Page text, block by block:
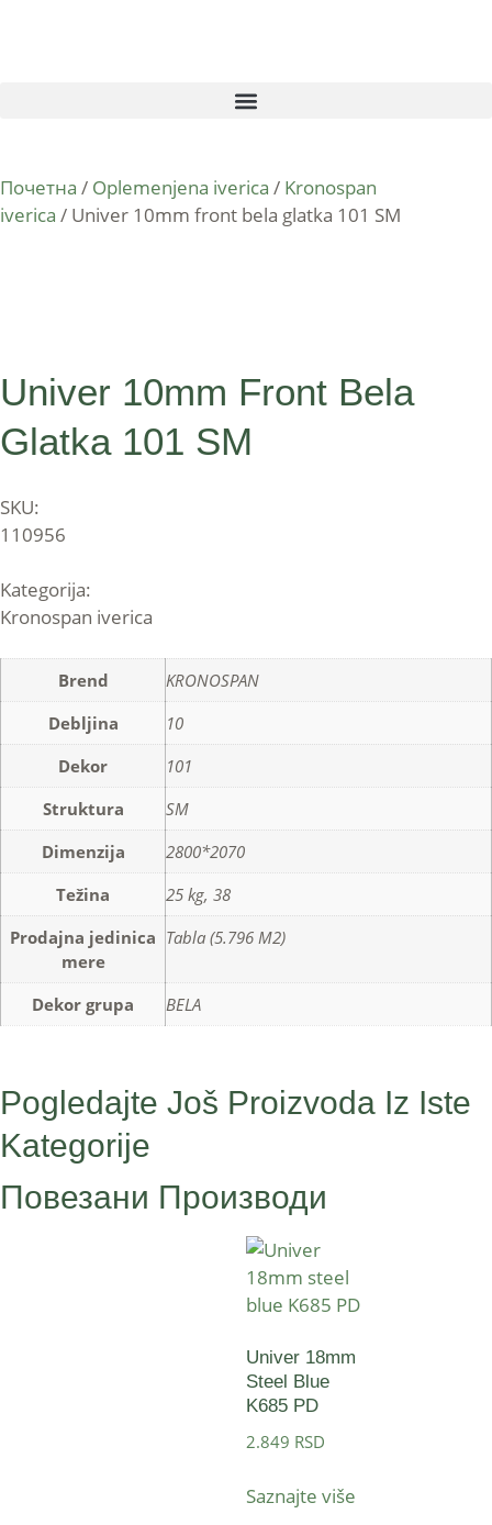
Почетна / Oplemenjena iverica / Kronospan
iverica / Univer 10mm front bela glatka 101 SM
Univer 10mm Front Bela
Glatka 101 SM
SKU:
110956
Kategorija:
Kronospan iverica
Brend
KRONOSPAN
Debljina
10
Dekor
101
Struktura
SM
Dimenzija
2800*2070
Težina
25 kg, 38
Prodajna jedinica
mere
Tabla (5.796 M2)
Dekor grupa BELA
Pogledajte Još Proizvoda Iz Iste
Kategorije
Повезани Производи
Univer 18mm
Steel Blue
K685 PD
2.849 RSD
Saznajte više